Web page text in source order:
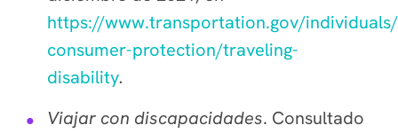
https://www.transportation.gov/
consumer-protection/traveling-
disability.
Viajar con discapacidades. Consultado